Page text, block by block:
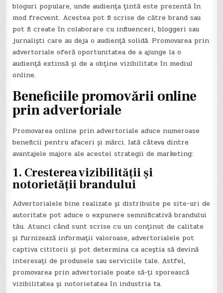
bloguri populare, unde audiența țintă este prezentă în
mod frecvent. Acestea pot fi scrise de către brand sau
pot fi create în colaborare cu influenceri, bloggeri sau
jurnaliști care au deja o audiență solidă. Promovarea prin
advertoriale oferă oportunitatea de a ajunge la o
audiență extinsă și de a obține vizibilitate în mediul
online.
Beneficiile promovării online
prin advertoriale
Promovarea online prin advertoriale aduce numeroase
beneficii pentru afaceri și mărci. Iată câteva dintre
avantajele majore ale acestei strategii de marketing:
1. Cresterea vizibilității și
notorietății brandului
Advertorialele bine realizate și distribuite pe site-uri de
autoritate pot aduce o expunere semnificativă brandului
tău. Atunci când sunt scrise cu un conținut de calitate
și furnizează informații valoroase, advertorialele pot
captiva cititorii și pot determina ca aceștia să devină
interesați de produsele sau serviciile tale. Astfel,
promovarea prin advertoriale poate să-ți sporească
vizibilitatea și notorietatea în industria ta.